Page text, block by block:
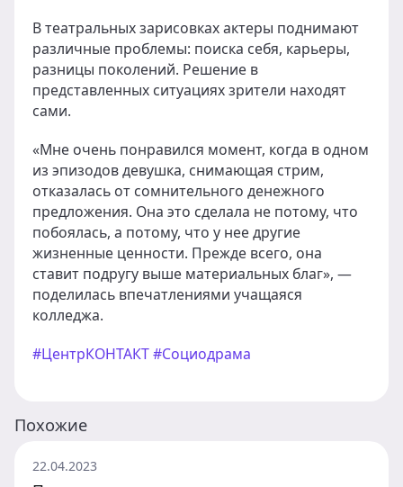
В театральных зарисовках актеры поднимают
различные проблемы: поиска себя, карьеры,
разницы поколений. Решение в
представленных ситуациях зрители находят
сами.
«Мне очень понравился момент, когда в одном
из эпизодов девушка, снимающая стрим,
отказалась от сомнительного денежного
предложения. Она это сделала не потому, что
побоялась, а потому, что у нее другие
жизненные ценности. Прежде всего, она
ставит подругу выше материальных благ», —
поделилась впечатлениями учащаяся
колледжа.
#ЦентрКОНТАКТ#Социодрама
Похожие
22.04.2023